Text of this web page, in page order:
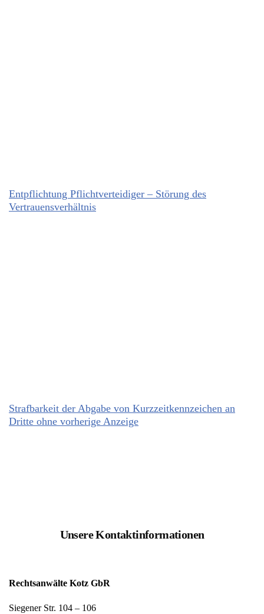
Entpflichtung Pflichtverteidiger – Störung des
Vertrauensverhältnis
Strafbarkeit der Abgabe von Kurzzeitkennzeichen an
Dritte ohne vorherige Anzeige
Unsere Kontaktinformationen
Rechtsanwälte Kotz GbR
Siegener Str. 104 – 106